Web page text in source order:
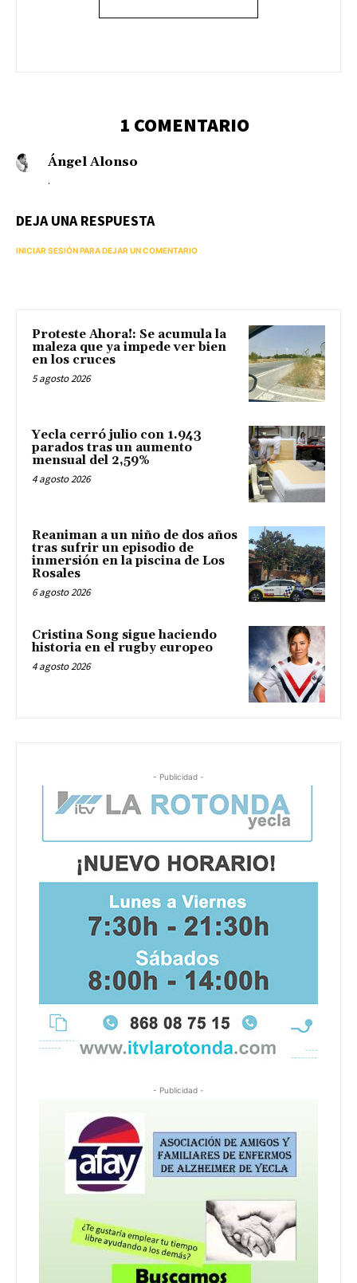
1 COMENTARIO
Ángel Alonso
.
DEJA UNA RESPUESTA
INICIAR SESIÓN PARA DEJAR UN COMENTARIO
Proteste Ahora!: Se acumula la
maleza que ya impede ver bien
en los cruces
5 agosto 2026
Yecla cerró julio con 1.943
parados tras un aumento
mensual del 2,59%
4 agosto 2026
Reaniman a un niño de dos años
tras sufrir un episodio de
inmersión en la piscina de Los
Rosales
6 agosto 2026
Cristina Song sigue haciendo
historia en el rugby europeo
4 agosto 2026
- Publicidad -
- Publicidad -